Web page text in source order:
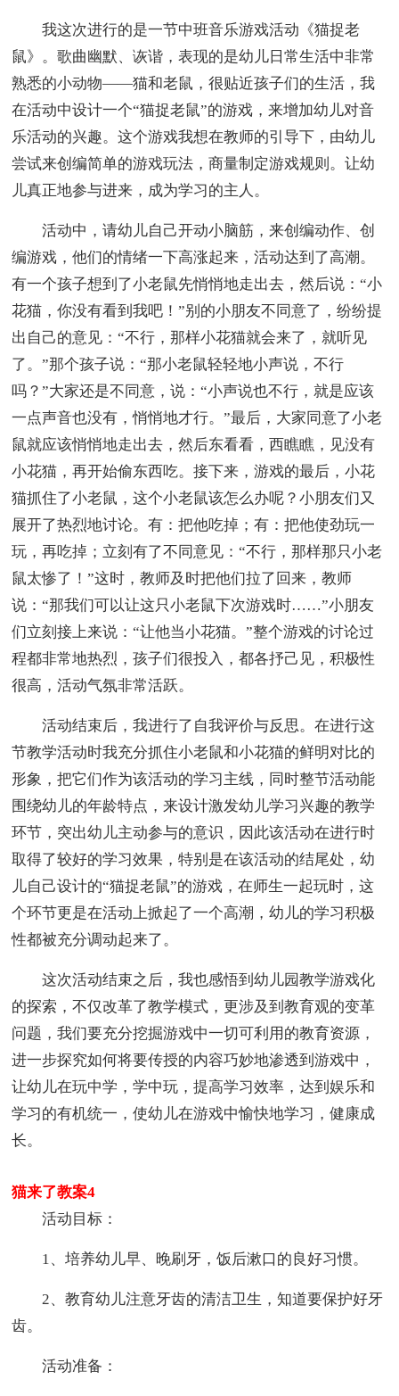
我这次进行的是一节中班音乐游戏活动《猫捉老
鼠》。歌曲幽默、诙谐，表现的是幼儿日常生活中非常
熟悉的小动物——猫和老鼠，很贴近孩子们的生活，我
在活动中设计一个“猫捉老鼠”的游戏，来增加幼儿对音
乐活动的兴趣。这个游戏我想在教师的引导下，由幼儿
尝试来创编简单的游戏玩法，商量制定游戏规则。让幼
儿真正地参与进来，成为学习的主人。
活动中，请幼儿自己开动小脑筋，来创编动作、创
编游戏，他们的情绪一下高涨起来，活动达到了高潮。
有一个孩子想到了小老鼠先悄悄地走出去，然后说：“小
花猫，你没有看到我吧！”别的小朋友不同意了，纷纷提
出自己的意见：“不行，那样小花猫就会来了，就听见
了。”那个孩子说：“那小老鼠轻轻地小声说，不行
吗？”大家还是不同意，说：“小声说也不行，就是应该
一点声音也没有，悄悄地才行。”最后，大家同意了小老
鼠就应该悄悄地走出去，然后东看看，西瞧瞧，见没有
小花猫，再开始偷东西吃。接下来，游戏的最后，小花
猫抓住了小老鼠，这个小老鼠该怎么办呢？小朋友们又
展开了热烈地讨论。有：把他吃掉；有：把他使劲玩一
玩，再吃掉；立刻有了不同意见：“不行，那样那只小老
鼠太惨了！”这时，教师及时把他们拉了回来，教师
说：“那我们可以让这只小老鼠下次游戏时……”小朋友
们立刻接上来说：“让他当小花猫。”整个游戏的讨论过
程都非常地热烈，孩子们很投入，都各抒己见，积极性
很高，活动气氛非常活跃。
活动结束后，我进行了自我评价与反思。在进行这
节教学活动时我充分抓住小老鼠和小花猫的鲜明对比的
形象，把它们作为该活动的学习主线，同时整节活动能
围绕幼儿的年龄特点，来设计激发幼儿学习兴趣的教学
环节，突出幼儿主动参与的意识，因此该活动在进行时
取得了较好的学习效果，特别是在该活动的结尾处，幼
儿自己设计的“猫捉老鼠”的游戏，在师生一起玩时，这
个环节更是在活动上掀起了一个高潮，幼儿的学习积极
性都被充分调动起来了。
这次活动结束之后，我也感悟到幼儿园教学游戏化
的探索，不仅改革了教学模式，更涉及到教育观的变革
问题，我们要充分挖掘游戏中一切可利用的教育资源，
进一步探究如何将要传授的内容巧妙地渗透到游戏中，
让幼儿在玩中学，学中玩，提高学习效率，达到娱乐和
学习的有机统一，使幼儿在游戏中愉快地学习，健康成
长。
猫来了教案4
活动目标：
1、培养幼儿早、晚刷牙，饭后漱口的良好习惯。
2、教育幼儿注意牙齿的清洁卫生，知道要保护好牙
齿。
活动准备：